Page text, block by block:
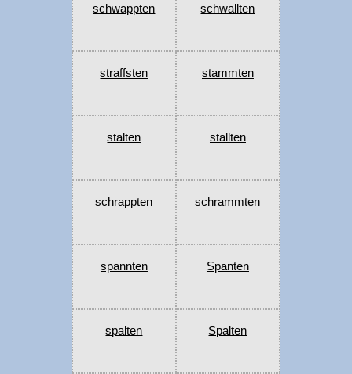
schwappten schwallten
straffsten stammten
stalten stallten
schrappten schrammten
spannten Spanten
spalten Spalten